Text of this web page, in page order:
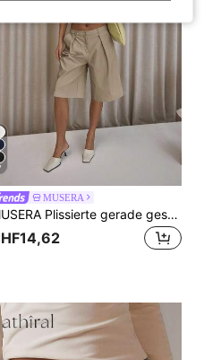
MUSERA
MUSERA Plissierte gerade geschnittene maßgeschneiderte langbeinige Shorts, nur klassisch, sexy, Streetwear, Nachtausgang, Party, elegant, Sommer, Lässig, Urlaub